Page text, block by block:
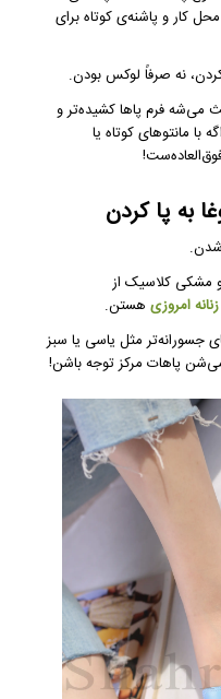
کار و پاشنه‌ی کوتاه برای
نه صرفاً لوکس بودن.
می‌شه فرم پاها کشیده‌تر و
مانتوهای کوتاه یا
شدن.
مشکی کلاسیک از
امروزیهستن.
مثل یاسی یا سبز
پا‌هات مرکز توجه باشن!